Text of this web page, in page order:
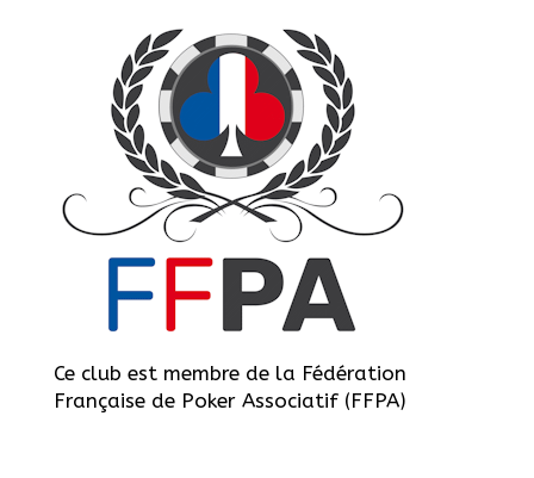
Ce club est membre de la Fédération
Française de Poker Associatif (FFPA)